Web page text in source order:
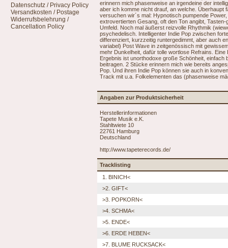
Datenschutz / Privacy Policy
Versandkosten / Postage
Widerrufsbelehrung /
Cancellation Policy
erinnern mich phasenweise an irgendeine der
aber ich komme nicht drauf, an welche. Überhaupt
versuchen wir´s mal: Hypnotisch pumpende
extrovertierten Gesang, oft den Ton angibt,
Umfeld. Noch mal äußerst reizvolle Rhythmik
psychedelisch. Intelligenter Indie Pop zwischen
differenziert, kurzzeitig runtergedimmt, aber auch
variabel) Post Wave in zeitgenössisch mit
mehr Dunkelheit, dafür tolle wortlose Refrains.
Ergebnis ist unorthodoxe große Schönheit,
beitragen. 2 Stücke erinnern mich wie bereits
Pop. Und ihren Indie Pop können sie auch in
Track mit u.a. Folkelementen das (phasenweise
Angaben zur Produktsicherheit
Herstellerinformationen
Tapete Musik e.K.
Stahltwiete 10
22761 Hamburg
Deutschland
http://www.tapeterecords.de/
Tracklisting
1. BINICH<
>2. GIFT<
>3. POPKORN<
>4. SCHMA<
>5. ENDE<
>6. ERDE HEBEN<
>7. BLUME RUCKSACK<